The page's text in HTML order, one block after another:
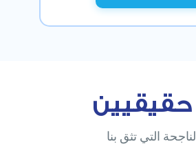
حقيقيين
التي تثق بنا